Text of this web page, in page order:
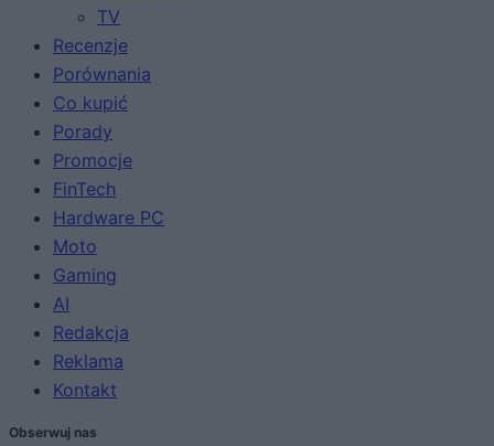
TV
Recenzje
Porównania
Co kupić
Porady
Promocje
FinTech
Hardware PC
Moto
Gaming
AI
Redakcja
Reklama
Kontakt
Obserwuj nas